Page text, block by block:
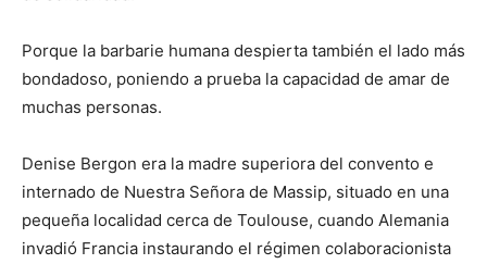
Porque la barbarie humana despierta también el lado más
bondadoso, poniendo a prueba la capacidad de amar de
muchas personas.
Denise Bergon era la madre superiora del convento e
internado de Nuestra Señora de Massip, situado en una
pequeña localidad cerca de Toulouse, cuando Alemania
invadió Francia instaurando el régimen colaboracionista